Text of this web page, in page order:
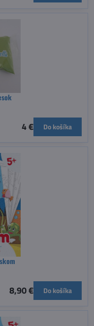
4 € Do košíka
8,90 € Do košíka